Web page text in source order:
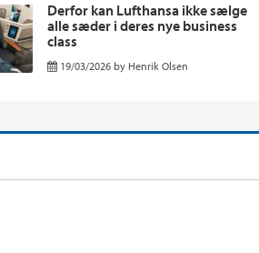
Derfor kan Lufthansa ikke sælge
alle sæder i deres nye business
class
19/03/2026 by Henrik Olsen